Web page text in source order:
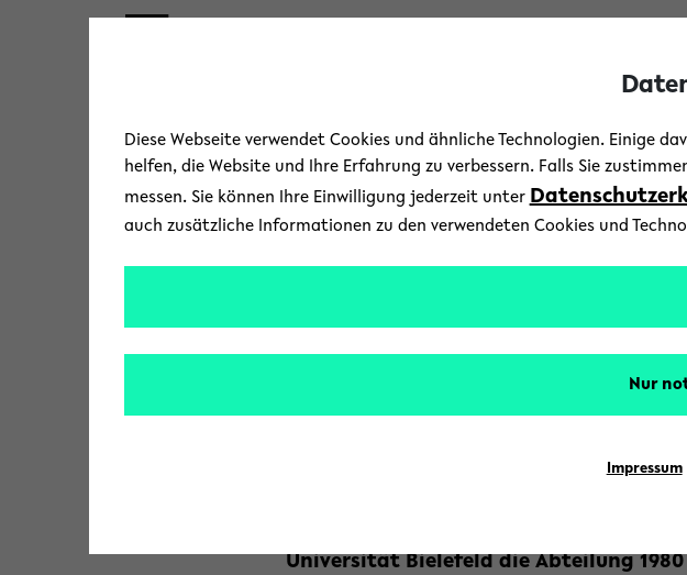
Skip to main content
« Zurück zur Übersicht
Universität trauert
Kurz gestorben. Er gilt als einer der
Universität Bielefeld die Abteilung
Diese Webseite verwendet Cookies und ähnliche Technologien. Einige
helfen, die Website und Ihre Erfahrung zu verbessern. Falls Sie
messen. Sie können Ihre Einwilligung jederzeit unter
auch zusätzliche Informationen zu den verwendeten Cookies und
Nur
Impressum